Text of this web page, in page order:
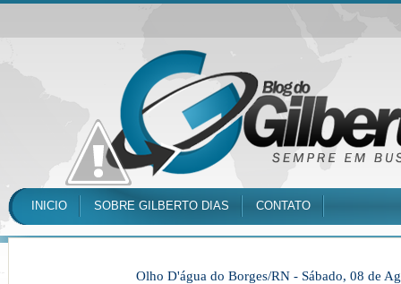
INICIO SOBRE GILBERTO DIAS CONTATO
Olho D'água do Borges/RN - Sábado, 08 de